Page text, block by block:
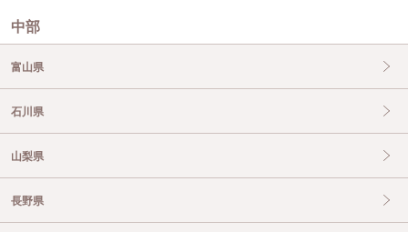
中部
富山県
石川県
山梨県
長野県